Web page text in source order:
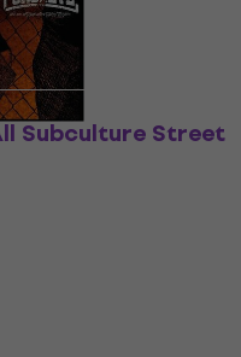
Subculture Street